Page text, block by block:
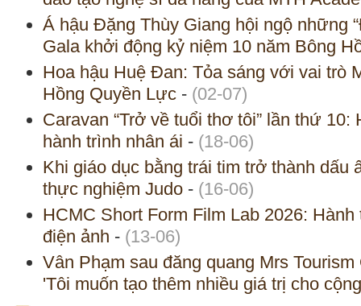
Á hậu Đặng Thùy Giang hội ngộ những
Gala khởi động kỷ niệm 10 năm Bông
Hoa hậu Huệ Đan: Tỏa sáng với vai trò
Hồng Quyền Lực - (02-07)
Caravan “Trở về tuổi thơ tôi” lần thứ 10:
hành trình nhân ái - (18-06)
Khi giáo dục bằng trái tim trở thành dấu
thực nghiệm Judo - (16-06)
HCMC Short Form Film Lab 2026:
điện ảnh - (13-06)
Vân Phạm sau đăng quang Mrs
'Tôi muốn tạo thêm nhiều giá trị cho